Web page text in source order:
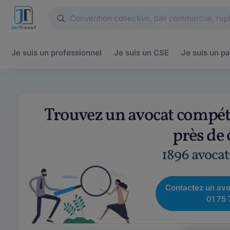
Je suis un professionnel Je suis un CSE Je suis un
Trouvez un avocat
près de
1896
Contactez un
01 75